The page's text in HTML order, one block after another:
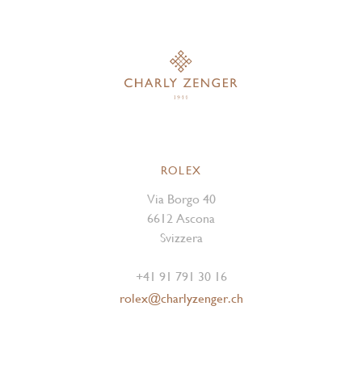
ROLEX
Via Borgo 40
6612 Ascona
Svizzera
+41 91 791 30 16
rolex@charlyzenger.ch